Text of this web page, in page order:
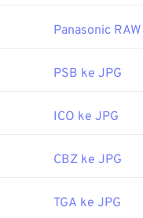
Panasonic
PSB ke JPG
ICO ke JPG
CBZ ke JPG
TGA ke JPG